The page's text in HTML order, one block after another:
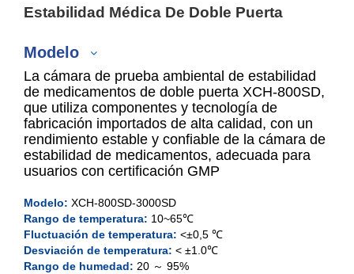
Estabilidad Médica De Doble Puerta
Modelo
XCH-800SD
XCH-1000SD
XCH-2000SD
XCH-3000SD
La cámara de prueba ambiental de estabilidad
de medicamentos de doble puerta XCH-800SD,
que utiliza componentes y tecnología de
fabricación importados de alta calidad, con un
rendimiento estable y confiable de la cámara de
estabilidad de medicamentos, adecuada para
usuarios con certificación GMP
Modelo: XCH-800SD-3000SD
Rango de temperatura: 10~65℃
Fluctuación de temperatura: <±0,5 ℃
Desviación de temperatura: < ±1.0℃
Rango de humedad: 20 ～ 95%